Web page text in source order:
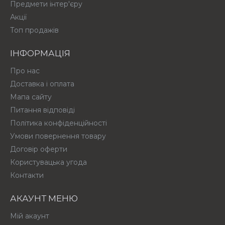
Предмети інтер'єру
Акції
Топ продажів
ІНФОРМАЦІЯ
Про нас
Доставка і оплата
Мапа сайту
Питання відповіді
Політика конфіденційності
Умови повернення товару
Договір оферти
Користувацька угода
Контакти
АКАУНТ МЕНЮ
Мій акаунт